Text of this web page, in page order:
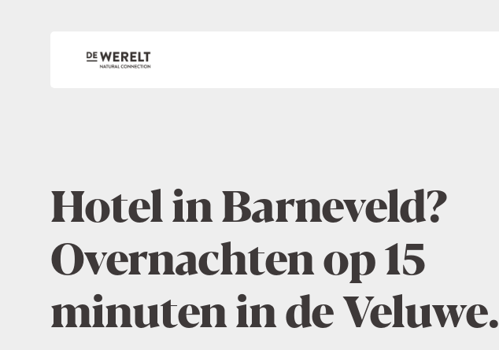
Hotel in Barneveld?
Overnachten op 15
minuten in de Veluwe.